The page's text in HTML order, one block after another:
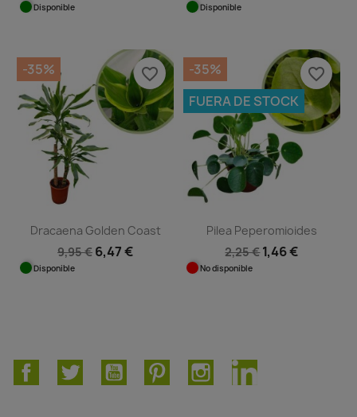
Disponible Disponible
Dracaena Golden Coast
9,95 € 6,47 €
Disponible
-35% favorite_border
Pilea Peperomioides
2,25 €1,46 €
No disponible
-35%
FUERA DE STOCK
favorite_border
FacebookTwitter YouTube PinterestInstagramLinkedIn